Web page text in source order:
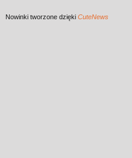
Nowinki tworzone dzięki CuteNews